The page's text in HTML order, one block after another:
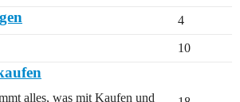
4
10
alles, was mit Kaufen und